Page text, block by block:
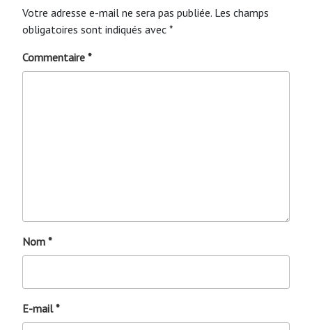
Votre adresse e-mail ne sera pas publiée. Les champs
obligatoires sont indiqués avec *
Commentaire *
Nom *
E-mail*